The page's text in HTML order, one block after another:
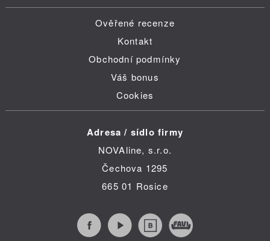
Ověřené recenze
Kontakt
Obchodní podmínky
Váš bonus
Cookies
Adresa / sídlo firmy
NOVAline, s.r.o.
Čechova 1295
665 01 Rosice